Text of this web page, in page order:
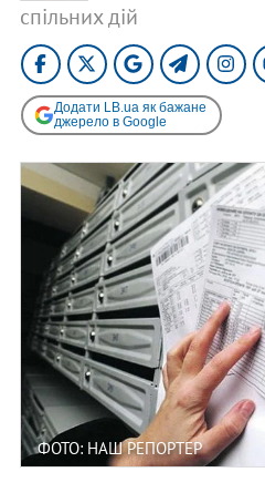
спільних дій
Додати LB.ua як бажане
джерело в Google
ФОТО: НАШ РЕПОРТЕР